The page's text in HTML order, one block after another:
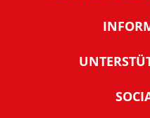
Warum
Tipps zur